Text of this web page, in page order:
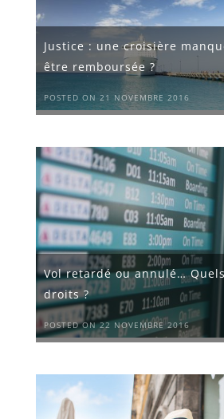
Justice : une croisière
être remboursée ?
POSTED ON 21 NOVEMBRE 2016
Vol retardé ou annulé…
droits ?
POSTED ON 22 NOVEMBRE 2016